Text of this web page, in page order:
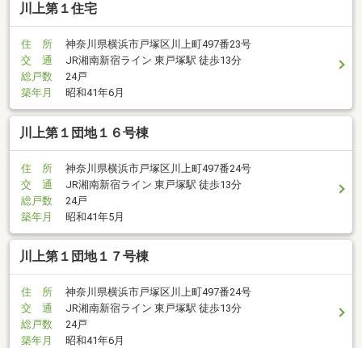
川上第１住宅
住 所
神奈川県横浜市戸塚区川上町497番23号
交 通
JR湘南新宿ライン 東戸塚駅 徒歩13分
総戸数
24戸
築年月
昭和41年6月
川上第１団地１６号棟
住 所
神奈川県横浜市戸塚区川上町497番24号
交 通
JR湘南新宿ライン 東戸塚駅 徒歩13分
総戸数
24戸
築年月
昭和41年5月
川上第１団地１７号棟
住 所
神奈川県横浜市戸塚区川上町497番24号
交 通
JR湘南新宿ライン 東戸塚駅 徒歩13分
総戸数
24戸
築年月
昭和41年6月